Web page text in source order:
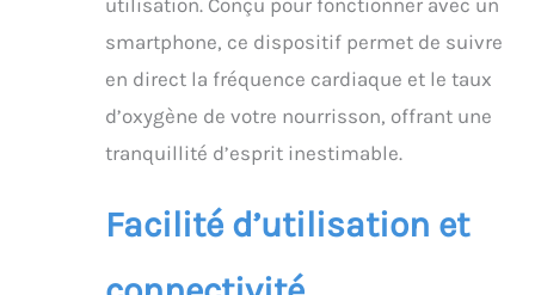
bébé a besoin de moi ?
Recevez des alertes en
temps réel sur la base
et sur votre téléphone si
les données de votre
définies. Vous pouvez
et en toute confiance,
en étant averti dès
nécessaire. Améliore-t-il
smartphone, ce dispositif permet de suivre
en direct la fréquence cardiaque et le taux
d’oxygène de votre nourrisson, offrant une
tranquillité d’esprit inestimable.
Facilité d’utilisation et